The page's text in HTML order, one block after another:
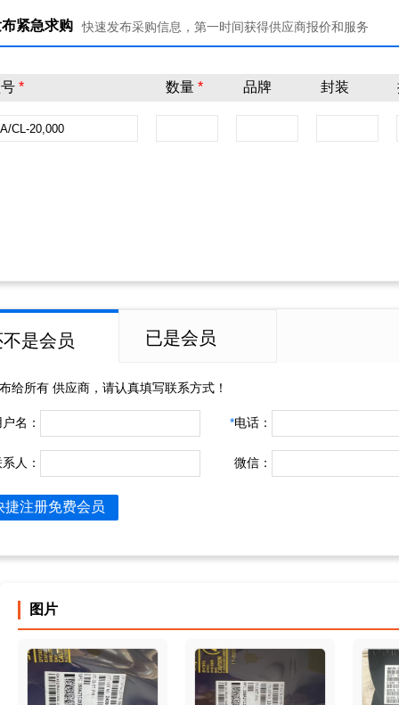
紧急求购 快速发布采购信息，第一时间获得供应商报价和服务
* 数量 * 品牌 封装
是会员 已是会员
给所有 供应商，请认真填写联系方式！
名： *电话：
人： 微信：
捷注册免费会员
图片